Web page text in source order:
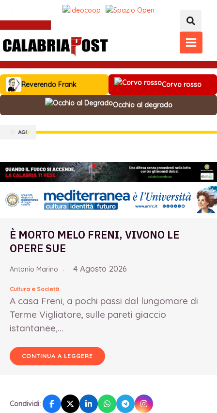
MAIN
MENU
Reverendo Frank Corvo rosso
Occhio al degrado
È MORTO MELO FRENI, VIVONO LE
OPERE SUE
Antonio Marino 4 Agosto 2026
Cultura e Società
A casa Freni, a pochi passi dal lungomare di
Terme Vigliatore, sulle pareti giaccio
istantanee,...
CONTINUA A LEGGERE
Condividi: